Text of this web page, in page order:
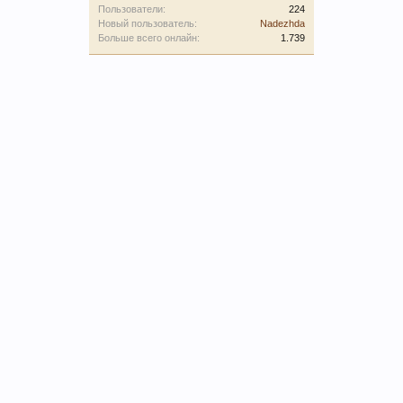
Пользователи:
224
Новый пользователь:
Nadezhda
Больше всего онлайн:
1.739